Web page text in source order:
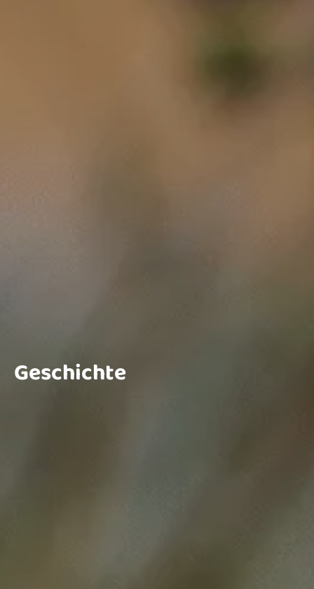
Geschichte